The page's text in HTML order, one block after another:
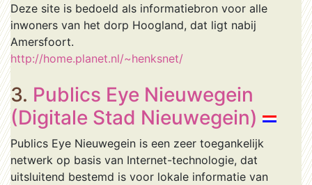
Deze site is bedoeld als informatiebron voor alle
inwoners van het dorp Hoogland, dat ligt nabij
Amersfoort.
http://home.planet.nl/~henksnet/
3. Publics Eye Nieuwegein
(Digitale Stad Nieuwegein)
Publics Eye Nieuwegein is een zeer toegankelijk
netwerk op basis van Internet-technologie, dat
uitsluitend bestemd is voor lokale informatie van